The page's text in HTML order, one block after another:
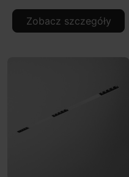
Zobacz szczegóły